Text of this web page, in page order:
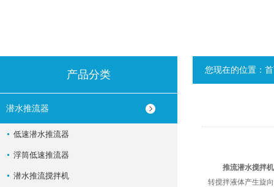
产品分类
潜水推流器
低速潜水推流器
浮筒低速推流器
潜水推流搅拌机
您现在的位置：
推流潜水搅拌机
转搅拌液体产生旋